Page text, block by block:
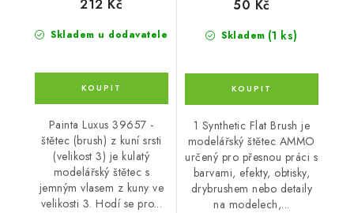
Skladem u dodavatele
212 Kč
Painta Luxus 39657 -
štětec (brush) z kuní srsti
(velikost 3) je kulatý
modelářský štětec s
jemným vlasem z kuny ve
velikosti 3. Hodí se pro...
Skladem (1 ks)
50 Kč
1 Synthetic Flat Brush je
modelářský štětec AMMO
určený pro přesnou práci s
barvami, efekty, obtisky,
drybrushem nebo detaily
na modelech,...